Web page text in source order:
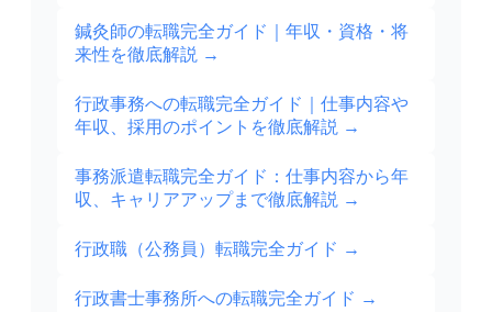
鍼灸師の転職完全ガイド｜年収・資格・将
来性を徹底解説 →
行政事務への転職完全ガイド｜仕事内容や
年収、採用のポイントを徹底解説 →
事務派遣転職完全ガイド：仕事内容から年
収、キャリアアップまで徹底解説 →
行政職（公務員）転職完全ガイド →
行政書士事務所への転職完全ガイド →